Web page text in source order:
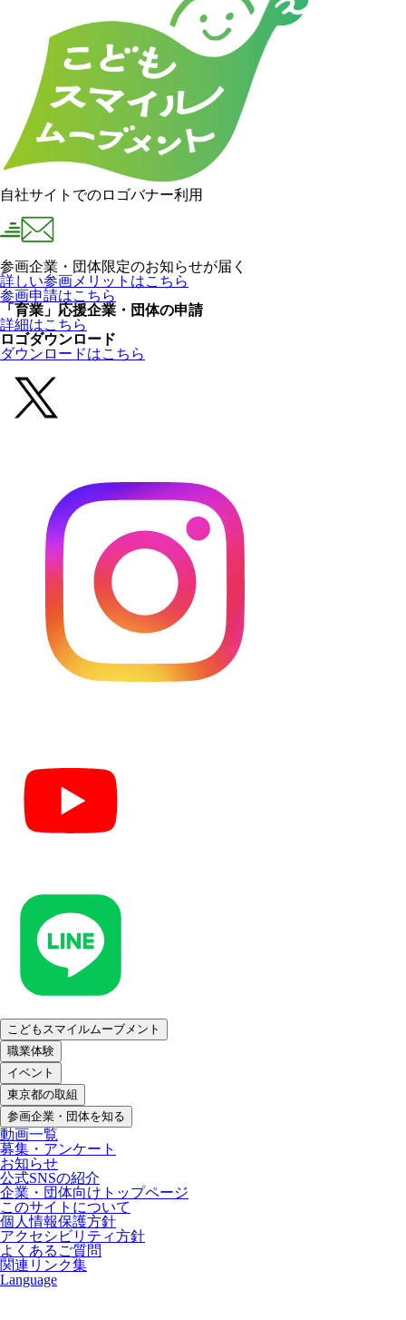
自社サイトでのロゴバナー利用
参画企業・団体限定のお知らせが届く
詳しい参画メリットはこちら
参画申請はこちら
「育業」応援企業・団体の申請
詳細はこちら
ロゴダウンロード
ダウンロードはこちら
こどもスマイルムーブメント
職業体験
イベント
東京都の取組
参画企業・団体を知る
動画一覧
募集・アンケート
お知らせ
公式SNSの紹介
企業・団体向けトップページ
このサイトについて
個人情報保護方針
アクセシビリティ方針
よくあるご質問
関連リンク集
Language